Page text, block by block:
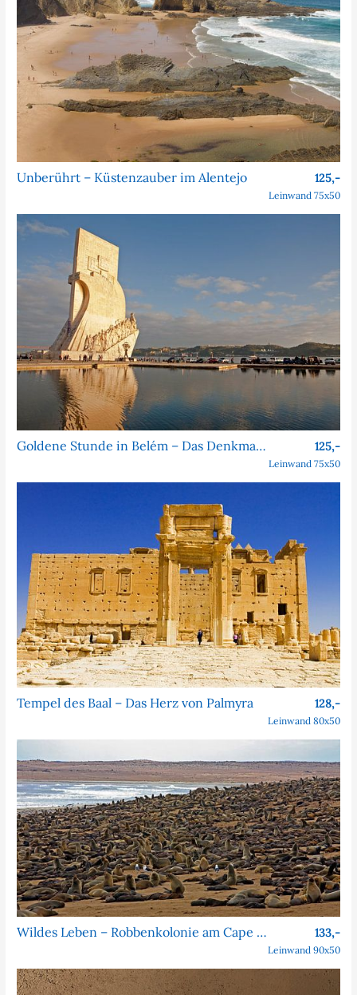
Unberührt – Küstenzauber im Alentejo 125,-
Leinwand 75x50
Goldene Stunde in Belém – Das Denkmal der Entdeckungen 125,-
Leinwand 75x50
Tempel des Baal – Das Herz von Palmyra 128,-
Leinwand 80x50
Wildes Leben – Robbenkolonie am Cape Cross 133,-
Leinwand 90x50